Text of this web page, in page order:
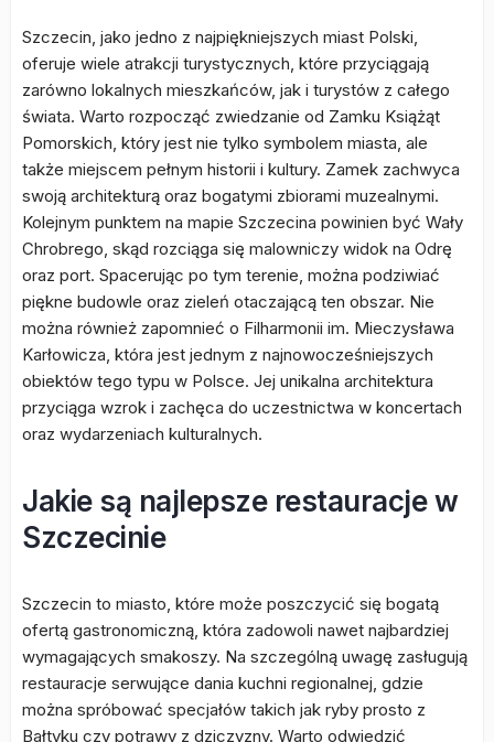
Szczecin, jako jedno z najpiękniejszych miast Polski,
oferuje wiele atrakcji turystycznych, które przyciągają
zarówno lokalnych mieszkańców, jak i turystów z całego
świata. Warto rozpocząć zwiedzanie od Zamku Książąt
Pomorskich, który jest nie tylko symbolem miasta, ale
także miejscem pełnym historii i kultury. Zamek zachwyca
swoją architekturą oraz bogatymi zbiorami muzealnymi.
Kolejnym punktem na mapie Szczecina powinien być Wały
Chrobrego, skąd rozciąga się malowniczy widok na Odrę
oraz port. Spacerując po tym terenie, można podziwiać
piękne budowle oraz zieleń otaczającą ten obszar. Nie
można również zapomnieć o Filharmonii im. Mieczysława
Karłowicza, która jest jednym z najnowocześniejszych
obiektów tego typu w Polsce. Jej unikalna architektura
przyciąga wzrok i zachęca do uczestnictwa w koncertach
oraz wydarzeniach kulturalnych.
Jakie są najlepsze restauracje w
Szczecinie
Szczecin to miasto, które może poszczycić się bogatą
ofertą gastronomiczną, która zadowoli nawet najbardziej
wymagających smakoszy. Na szczególną uwagę zasługują
restauracje serwujące dania kuchni regionalnej, gdzie
można spróbować specjałów takich jak ryby prosto z
Bałtyku czy potrawy z dziczyzny. Warto odwiedzić